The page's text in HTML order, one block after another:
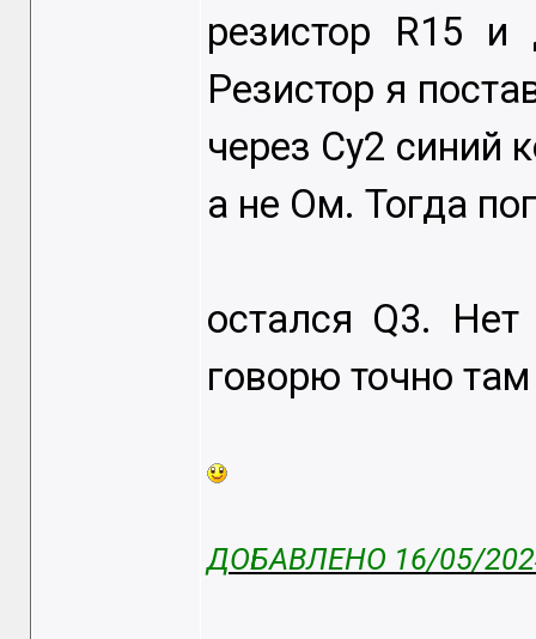
резистор R15
Резистор я
через Cy2 синий
а не Ом. Тогда
остался Q3.
говорю точно
ДОБАВЛЕНО 16/05/